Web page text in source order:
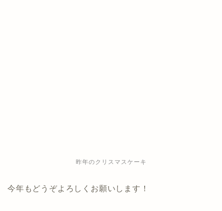
昨年のクリスマスケーキ
今年もどうぞよろしくお願いします！